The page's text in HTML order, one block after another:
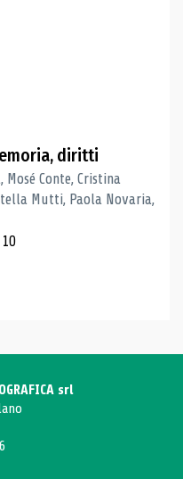
diritti
Conte, Cristina
Mutti, Paola Novaria,
srl